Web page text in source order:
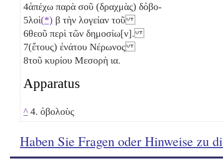
4ἀπέχω παρὰ σοῦ (δραχμὰς) δὀβο-
5λοὶ(*) β τὴν λογείαν τοῦ
6θεοῦ περὶ τῶν δημοσίω[ν].
7(ἔτους) ἐνάτου Νέρωνος
8τοῦ κυρίου Μεσορὴ ια.
Apparatus
^ 4. ὀβολοὺς
Haben Sie Fragen oder Hinweise zu